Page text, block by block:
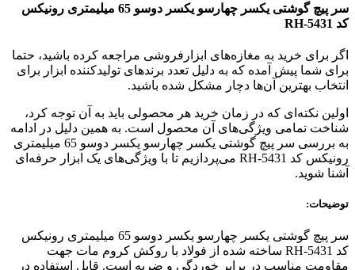
سر پیچ گوشتی یکسر چهارسو یکسر دوسو 65 میلیمتری رونیکس
کد RH-5431
اگر برای خرید به مغازه‌های ابزارفروشی مراجعه کرده باشید، حتما
برای شما پیش آمده که به دلیل تعدد برندهای تولیدکننده ابزار برای
انتخاب بهترین آن‌ها دچار مشکل شده باشید.
اولین نکته‌ای که در زمان خرید هر محصولی باید به آن توجه کرد،
شناخت تمامی ویژگی‌های آن محصول است. به همین دلیل در ادامه
به بررسی سر پیچ گوشتی یکسر چهارسو یکسر دوسو 65 میلیمتری
رونیکس کد RH-5431 می‌پردازیم تا با ویژگی‌های یک ابزار حرفه‌ای
آشنا شوید.
توضیحات:
سر پیچ گوشتی یکسر چهارسو یکسر دوسو 65 میلیمتری رونیکس
کد RH-5431 ساخته شده از فولاد با روکش کروم مات جهت
مقاومت مناسب در برابر خوردگی و ضربه است. قابل استفاده در